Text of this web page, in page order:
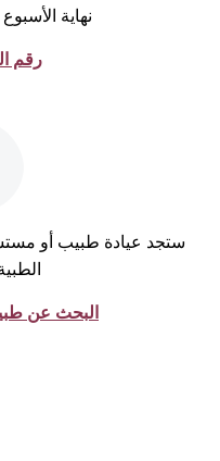
نهاية الأسبوع
رقم الهاتف
عيادة طبيب أو مستشفى
الطبية
البحث عن طبيب